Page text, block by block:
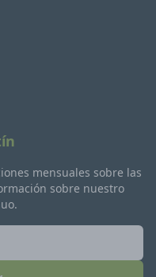
mensuales sobre las
sobre nuestro